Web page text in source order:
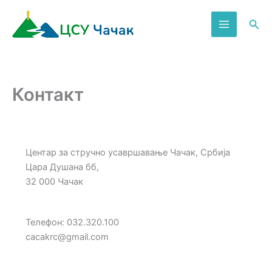
садржај
Контакт
Центар за стручно усавршавање Чачак, Србија
Цара Душана бб,
32 000 Чачак
Телефон: 032.320.100
cacakrc@gmail.com